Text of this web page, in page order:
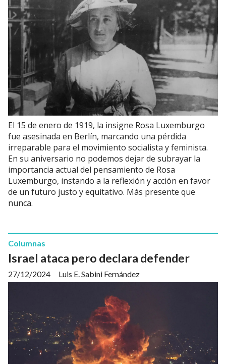
El 15 de enero de 1919, la insigne Rosa Luxemburgo
fue asesinada en Berlín, marcando una pérdida
irreparable para el movimiento socialista y feminista.
En su aniversario no podemos dejar de subrayar la
importancia actual del pensamiento de Rosa
Luxemburgo, instando a la reflexión y acción en favor
de un futuro justo y equitativo. Más presente que
nunca.
Israel ataca pero declara defender
Luis E. Sabini Fernández
Columnas
27/12/2024